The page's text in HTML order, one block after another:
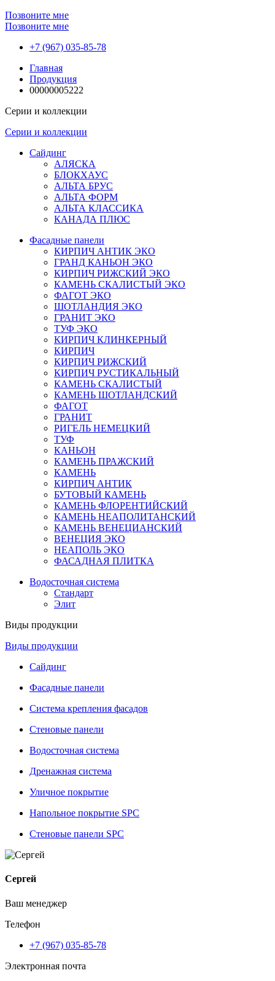
Позвоните мне
Позвоните мне
+7 (967) 035-85-78
Главная
Продукция
00000005222
Серии и коллекции
Серии и коллекции
Сайдинг
АЛЯСКА
БЛОКХАУС
АЛЬТА БРУС
АЛЬТА ФОРМ
АЛЬТА КЛАССИКА
КАНАДА ПЛЮС
Фасадные панели
КИРПИЧ АНТИК ЭКО
ГРАНД КАНЬОН ЭКО
КИРПИЧ РИЖСКИЙ ЭКО
КАМЕНЬ СКАЛИСТЫЙ ЭКО
ФАГОТ ЭКО
ШОТЛАНДИЯ ЭКО
ГРАНИТ ЭКО
ТУФ ЭКО
КИРПИЧ КЛИНКЕРНЫЙ
КИРПИЧ
КИРПИЧ РИЖСКИЙ
КИРПИЧ РУСТИКАЛЬНЫЙ
КАМЕНЬ СКАЛИСТЫЙ
КАМЕНЬ ШОТЛАНДСКИЙ
ФАГОТ
ГРАНИТ
РИГЕЛЬ НЕМЕЦКИЙ
ТУФ
КАНЬОН
КАМЕНЬ ПРАЖСКИЙ
КАМЕНЬ
КИРПИЧ АНТИК
БУТОВЫЙ КАМЕНЬ
КАМЕНЬ ФЛОРЕНТИЙСКИЙ
КАМЕНЬ НЕАПОЛИТАНСКИЙ
КАМЕНЬ ВЕНЕЦИАНСКИЙ
ВЕНЕЦИЯ ЭКО
НЕАПОЛЬ ЭКО
ФАСАДНАЯ ПЛИТКА
Водосточная система
Стандарт
Элит
Виды продукции
Виды продукции
Сайдинг
Фасадные панели
Система крепления фасадов
Стеновые панели
Водосточная система
Дренажная система
Уличное покрытие
Напольное покрытие SPC
Стеновые панели SPC
Сергей
Ваш менеджер
Телефон
+7 (967) 035-85-78
Электронная почта